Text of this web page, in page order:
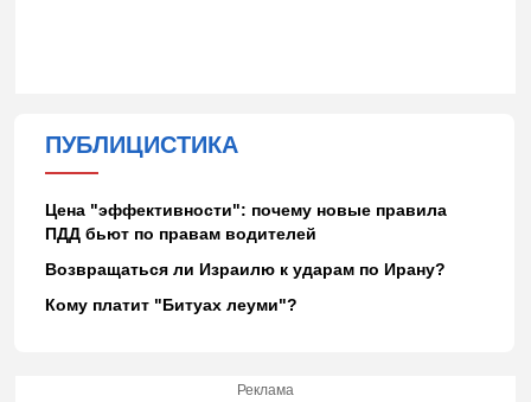
ПУБЛИЦИСТИКА
Цена "эффективности": почему новые правила
ПДД бьют по правам водителей
Возвращаться ли Израилю к ударам по Ирану?
Кому платит "Битуах леуми"?
Реклама